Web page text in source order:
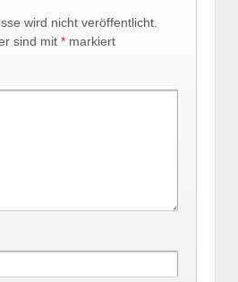
wird nicht veröffentlicht.
sind mit * markiert